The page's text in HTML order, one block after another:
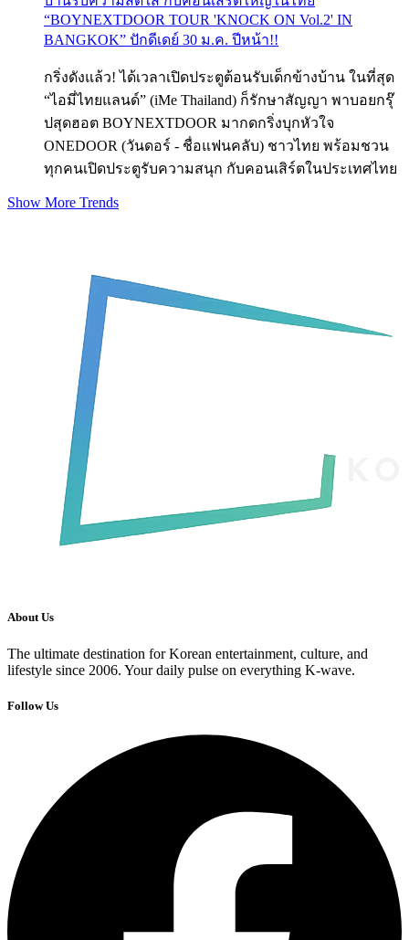
“BOYNEXTDOOR TOUR 'KNOCK ON Vol.2' IN
BANGKOK” ปักดีเดย์ 30 ม.ค. ปีหน้า!!
กริ่งดังแล้ว! ได้เวลาเปิดประตูต้อนรับเด็กข้างบ้าน ในที่สุด
“ไอมี่ไทยแลนด์” (iMe Thailand) ก็รักษาสัญญา พาบอยกรุ๊
ปสุดฮอต BOYNEXTDOOR มากดกริ่งบุกหัวใจ
ONEDOOR (วันดอร์ - ชื่อแฟนคลับ) ชาวไทย พร้อมชวน
ทุกคนเปิดประตูรับความสนุก กับคอนเสิร์ตในประเทศไทย
Show More Trends
About Us
The ultimate destination for Korean entertainment, culture, and
lifestyle since 2006. Your daily pulse on everything K-wave.
Follow Us